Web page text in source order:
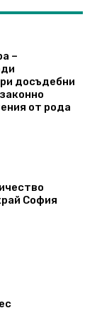
–
досъдебни
от рода
София